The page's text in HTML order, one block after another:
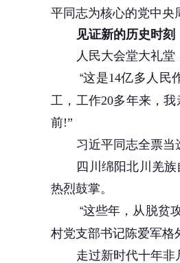
平同志为核心的党中央
见证新的历史时刻
人民大会堂大礼
“这是14亿多人民
工，工作20多年来，
前!”
习近平同志全票
四川绵阳北川羌
热烈鼓掌。
“这些年，从脱贫
村党支部书记陈爱军格
走过新时代十年